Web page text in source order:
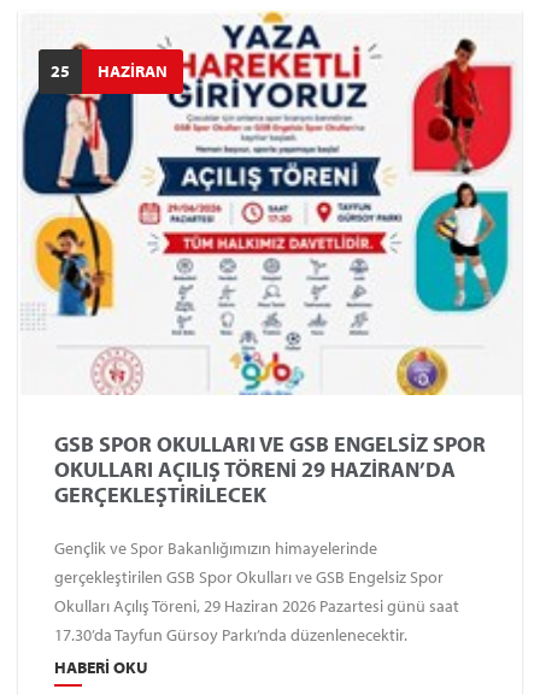
25 HAZİRAN
GSB SPOR OKULLARI VE GSB ENGELSİZ SPOR
OKULLARI AÇILIŞ TÖRENİ 29 HAZİRAN’DA
GERÇEKLEŞTİRİLECEK
Gençlik ve Spor Bakanlığımızın himayelerinde
gerçekleştirilen GSB Spor Okulları ve GSB Engelsiz Spor
Okulları Açılış Töreni, 29 Haziran 2026 Pazartesi günü saat
17.30’da Tayfun Gürsoy Parkı’nda düzenlenecektir.
HABERI OKU